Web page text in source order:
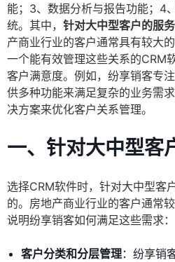
能；3、数据分析与报告功能；4
统。其中， 针对大中型客户的服
产商业行业的客户通常具有较大
一个能有效管理这些关系的CRM
客户满意度。例如，纷享销客专
供多种功能来满足复杂的业务需
决方案来优化客户关系管理。
一、针对大中型客
选择CRM软件时，针对大中型客
的。房地产商业行业的客户通常
说明纷享销客如何满足这些需求：
客户分类和分层管理：纷享销